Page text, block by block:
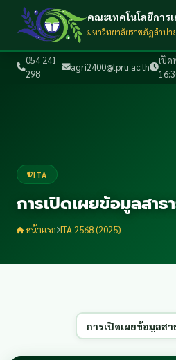
054 241
298
agri2400@lpru.ac.th
เปิด
คณะเทคโนโลยีการ
มหาวิทยาลัยราชภัฏลำปาง
ITA
การเปิดเผยข้อมูลสาธ
หน้าแรก ITA 2568 (2025)